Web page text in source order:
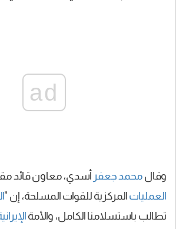
ad
وقال محمد جعفر أسدي، معاون قائد مقر
العمليات المركزية للقوات المسلحة، إن "
تطالب باستسلامنا الكامل، والأمة